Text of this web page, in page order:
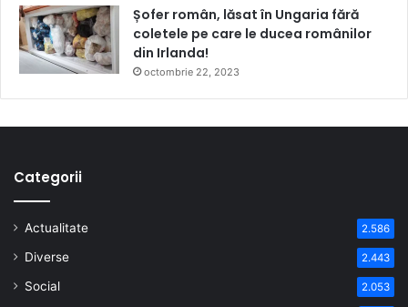
Șofer român, lăsat în Ungaria fără
coletele pe care le ducea românilor
din Irlanda!
octombrie 22, 2023
Categorii
Actualitate 2.586
Diverse 2.443
Social 2.053